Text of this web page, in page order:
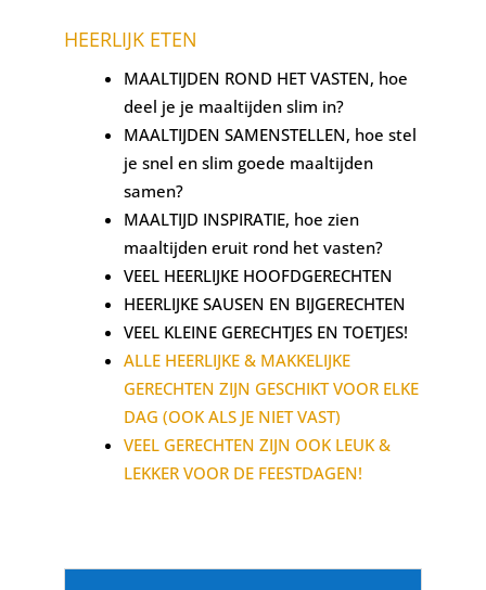
HEERLIJK ETEN
MAALTIJDEN ROND HET VASTEN, hoe
deel je je maaltijden slim in?
MAALTIJDEN SAMENSTELLEN, hoe stel
je snel en slim goede maaltijden
samen?
MAALTIJD INSPIRATIE, hoe zien
maaltijden eruit rond het vasten?
VEEL HEERLIJKE HOOFDGERECHTEN
HEERLIJKE SAUSEN EN BIJGERECHTEN
VEEL KLEINE GERECHTJES EN TOETJES!
ALLE HEERLIJKE & MAKKELIJKE
GERECHTEN ZIJN GESCHIKT VOOR ELKE
DAG (OOK ALS JE NIET VAST)
VEEL GERECHTEN ZIJN OOK LEUK &
LEKKER VOOR DE FEESTDAGEN!